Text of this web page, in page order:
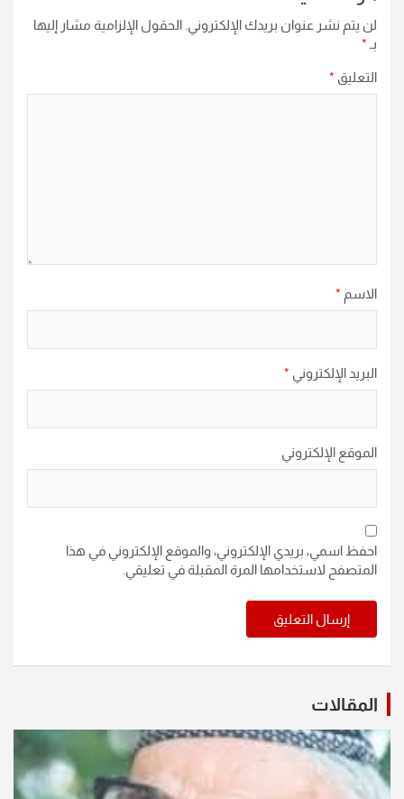
لن يتم نشر عنوان بريدك الإلكتروني. الحقول الإلزامية مشار إليها
بـ *
التعليق *
الاسم *
البريد الإلكتروني *
الموقع الإلكتروني
احفظ اسمي، بريدي الإلكتروني، والموقع الإلكتروني في هذا
المتصفح لاستخدامها المرة المقبلة في تعليقي.
المقالات